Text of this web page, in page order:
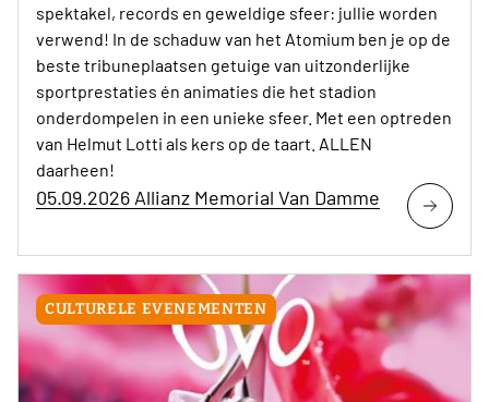
spektakel, records en geweldige sfeer: jullie worden
verwend! In de schaduw van het Atomium ben je op de
beste tribuneplaatsen getuige van uitzonderlijke
sportprestaties én animaties die het stadion
onderdompelen in een unieke sfeer. Met een optreden
van Helmut Lotti als kers op de taart. ALLEN
daarheen!
05.09.2026 Allianz Memorial Van Damme
CULTURELE EVENEMENTEN